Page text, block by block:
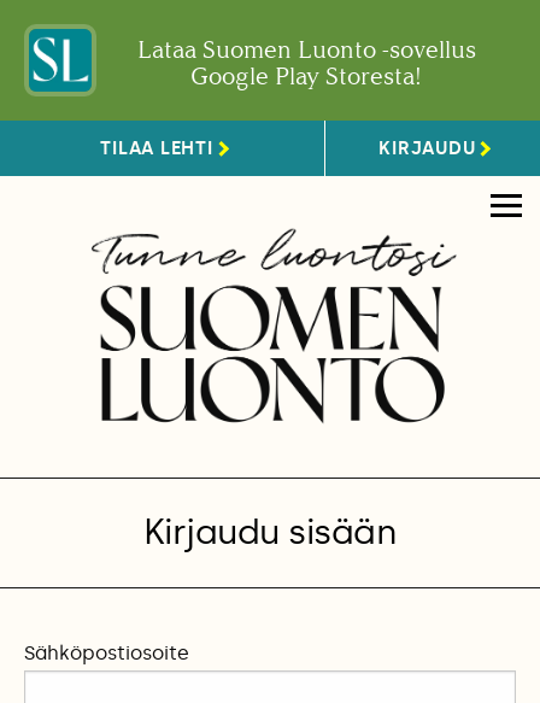
Lataa Suomen Luonto -sovellus
Google Play Storesta!
TILAA LEHTI KIRJAUDU
Kirjaudu sisään
Sähköpostiosoite